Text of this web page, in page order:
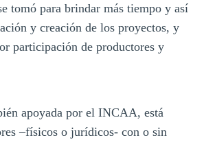
tomó para brindar más tiempo y así
y creación de los proyectos, y
participación de productores y
apoyada por el INCAA, está
–físicos o jurídicos- con o sin